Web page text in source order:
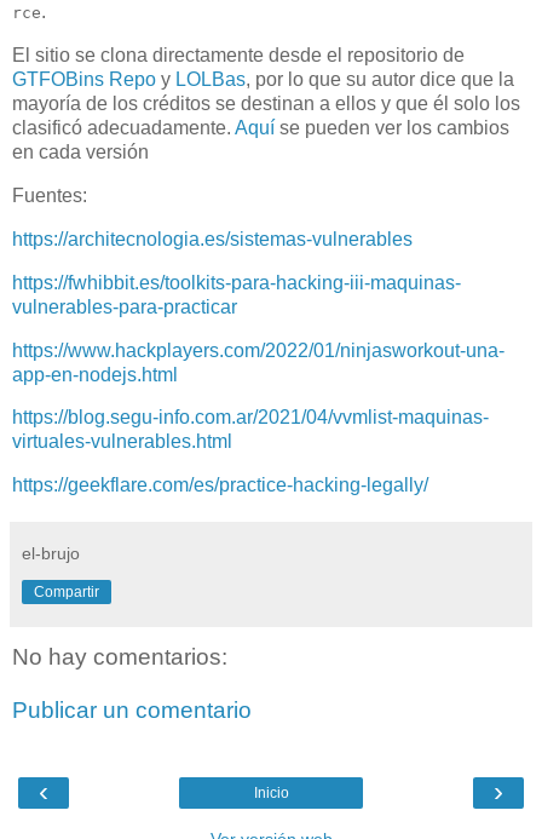
rce.
El sitio se clona directamente desde el repositorio de
GTFOBins Repo y LOLBas, por lo que su autor dice que la
mayoría de los créditos se destinan a ellos y que él solo los
clasificó adecuadamente. Aquí se pueden ver los cambios
en cada versión
Fuentes:
https://architecnologia.es/sistemas-vulnerables
https://fwhibbit.es/toolkits-para-hacking-iii-maquinas-
vulnerables-para-practicar
https://www.hackplayers.com/2022/01/ninjasworkout-una-
app-en-nodejs.html
https://blog.segu-info.com.ar/2021/04/vvmlist-maquinas-
virtuales-vulnerables.html
https://geekflare.com/es/practice-hacking-legally/
el-brujo
Compartir
No hay comentarios:
Publicar un comentario
‹ ›
Inicio